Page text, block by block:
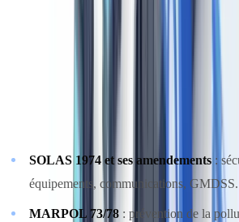
SOLAS 1974 et ses amendements :
équipements, communications, GMDSS.
MARPOL 73/78 : prévention de la